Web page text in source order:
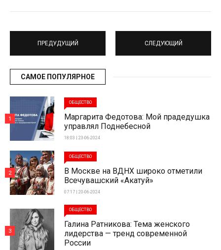
ПРЕДУДУЩИЙ СЛЕДУЮЩИЙ
САМОЕ ПОПУЛЯРНОЕ
ОБЩЕСТВО
Маргарита Федотова: Мой прадедушка
управлял Поднебесной
18:03 | 23-06-2024
1
ОБЩЕСТВО
В Москве на ВДНХ широко отметили
Всечувашский «Акатуй»
07:17 | 20-06-2024
2
ОБЩЕСТВО
Галина Ратникова: Тема женского
лидерства — тренд современной
России
3